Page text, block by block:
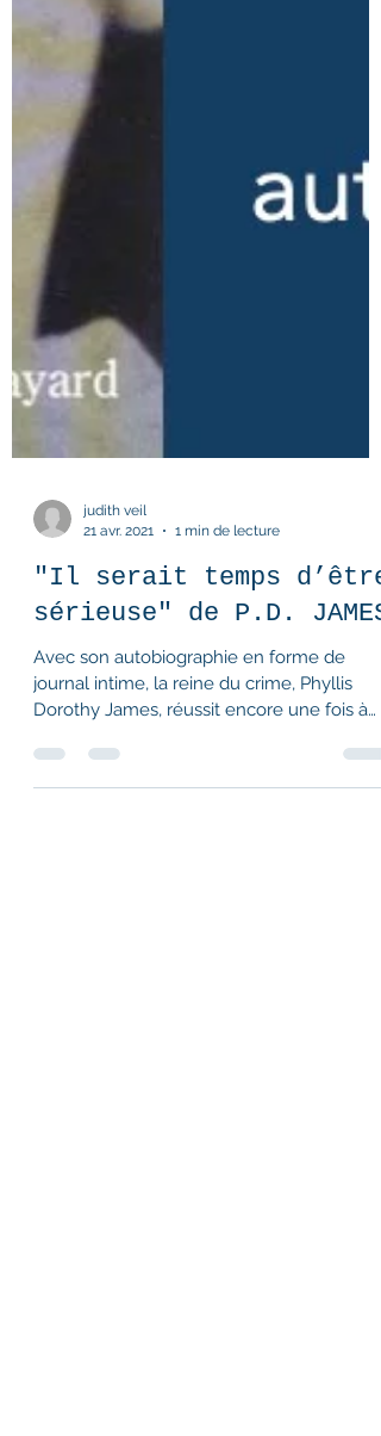
21 avr. 2021
1 min de lecture
"Il serait temps d’être
sérieuse" de P.D. JAMES
Avec son autobiographie en forme de
journal intime, la reine du crime, Phyllis
Dorothy James, réussit encore une fois à